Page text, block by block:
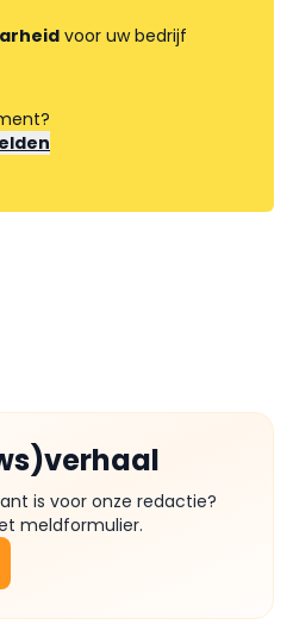
voor uw bedrijf
is voor onze redactie?
meldformulier.